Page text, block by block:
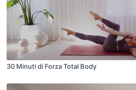
30 Minuti di Forza Total Body